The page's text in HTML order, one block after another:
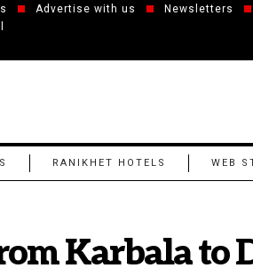
Advertise with us Newsletters
RANIKHET HOTELS WEB
Karbala to